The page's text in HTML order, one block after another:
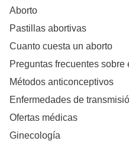
Aborto
Pastillas abortivas
Cuanto cuesta un aborto
Preguntas frecuentes sobre
Métodos anticonceptivos
Enfermedades de
Ofertas médicas
Ginecología